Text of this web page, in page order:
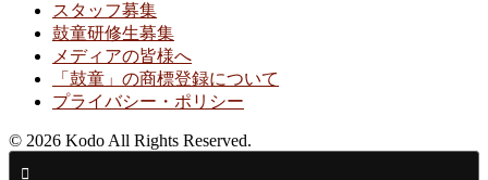
スタッフ募集
鼓童研修生募集
メディアの皆様へ
「鼓童」の商標登録について
プライバシー・ポリシー
© 2026 Kodo All Rights Reserved.